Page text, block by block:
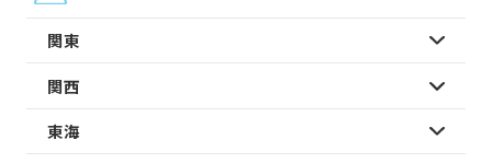
関東
関西
東海